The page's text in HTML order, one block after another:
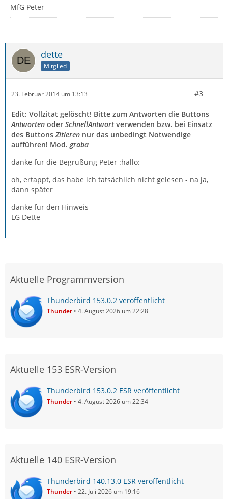
MfG Peter
dette
Mitglied
23. Februar 2014 um 13:13 #3
Edit: Vollzitat gelöscht! Bitte zum Antworten die Buttons
Antworten oder SchnellAntwortverwenden bzw. bei Einsatz
des ButtonsZitieren nur das unbedingt Notwendige
aufführen! Mod. graba
danke für die Begrüßung Peter :hallo:
oh, ertappt, das habe ich tatsächlich nicht gelesen - na ja,
dann später
danke für den Hinweis
LG Dette
Aktuelle Programmversion
Thunderbird 153.0.2 veröffentlicht
Thunder 4. August 2026 um 22:28
Aktuelle 153 ESR-Version
Thunderbird 153.0.2 ESR veröffentlicht
Thunder 4. August 2026 um 22:34
Aktuelle 140 ESR-Version
Thunderbird 140.13.0 ESR veröffentlicht
Thunder 22. Juli 2026 um 19:16